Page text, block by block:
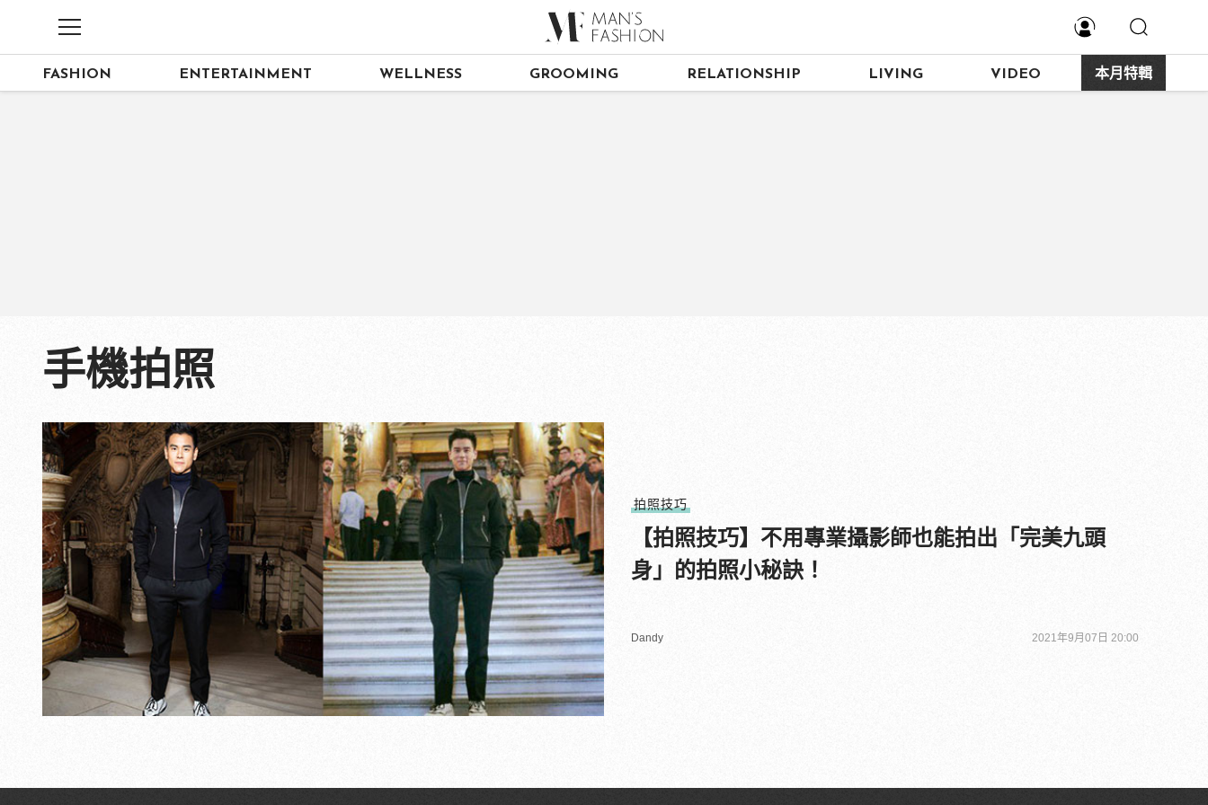
FASHION ENTERTAINMENT WELLNESS GROOMING RELATIONSHIP LIVING VIDEO 本月特輯
手機拍照
拍照技巧
【拍照技巧】不用專業攝影師也能拍出「完美九頭
身」的拍照小秘訣！
Dandy 2021年9月07日 20:00